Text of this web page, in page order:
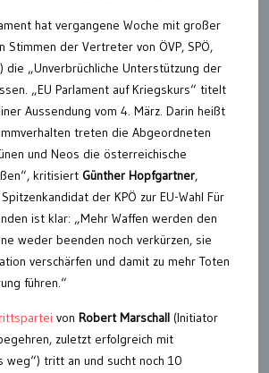
hat vergangene Woche mit großer
Stimmen der Vertreter von ÖVP, SPÖ,
die „Unverbrüchliche Unterstützung der
„EU Parlament auf Kriegskurs“ titelt
Aussendung vom 4. März. Darin heißt
treten die Abgeordneten
und Neos die österreichische
kritisiert Günther Hopfgartner,
der KPÖ zur EU-Wahl Für
ist klar: „Mehr Waffen werden den
weder beenden noch verkürzen, sie
verschärfen und damit zu mehr Toten
führen.“
von Robert Marschall (Initiator
zuletzt erfolgreich mit
weg“) tritt an und sucht noch 10